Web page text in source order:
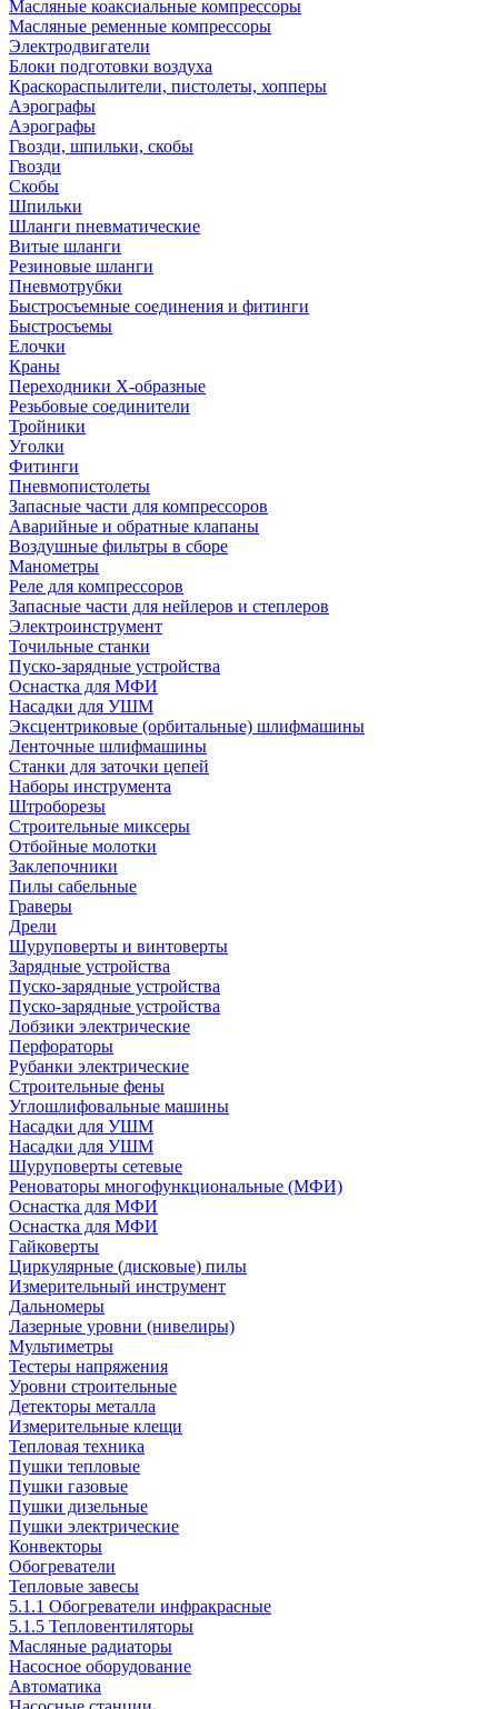
Масляные коаксиальные компрессоры
Масляные ременные компрессоры
Электродвигатели
Блоки подготовки воздуха
Краскораспылители, пистолеты, хопперы
Аэрографы
Аэрографы
Гвозди, шпильки, скобы
Гвозди
Скобы
Шпильки
Шланги пневматические
Витые шланги
Резиновые шланги
Пневмотрубки
Быстросъемные соединения и фитинги
Быстросъемы
Елочки
Краны
Переходники Х-образные
Резьбовые соединители
Тройники
Уголки
Фитинги
Пневмопистолеты
Запасные части для компрессоров
Аварийные и обратные клапаны
Воздушные фильтры в сборе
Манометры
Реле для компрессоров
Запасные части для нейлеров и степлеров
Электроинструмент
Точильные станки
Пуско-зарядные устройства
Оснастка для МФИ
Насадки для УШМ
Эксцентриковые (орбитальные) шлифмашины
Ленточные шлифмашины
Станки для заточки цепей
Наборы инструмента
Штроборезы
Строительные миксеры
Отбойные молотки
Заклепочники
Пилы сабельные
Граверы
Дрели
Шуруповерты и винтоверты
Зарядные устройства
Пуско-зарядные устройства
Пуско-зарядные устройства
Лобзики электрические
Перфораторы
Рубанки электрические
Строительные фены
Углошлифовальные машины
Насадки для УШМ
Насадки для УШМ
Шуруповерты сетевые
Реноваторы многофункциональные (МФИ)
Оснастка для МФИ
Оснастка для МФИ
Гайковерты
Циркулярные (дисковые) пилы
Измерительный инструмент
Дальномеры
Лазерные уровни (нивелиры)
Мультиметры
Тестеры напряжения
Уровни строительные
Детекторы металла
Измерительные клещи
Тепловая техника
Пушки тепловые
Пушки газовые
Пушки дизельные
Пушки электрические
Конвекторы
Обогреватели
Тепловые завесы
5.1.1 Обогреватели инфракрасные
5.1.5 Тепловентиляторы
Масляные радиаторы
Насосное оборудование
Автоматика